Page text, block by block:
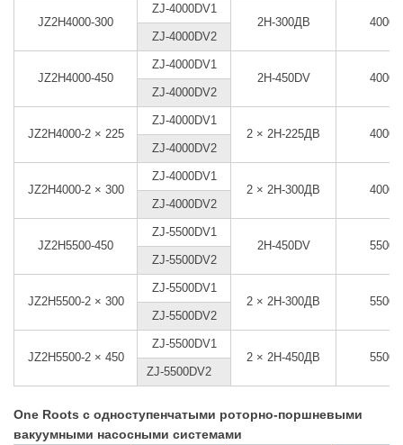
JZ2H4000-300
ZJ-4000DV1
2Н-300ДВ
4000
ZJ-4000DV2
JZ2H4000-450
ZJ-4000DV1
2H-450DV
4000
ZJ-4000DV2
JZ2H4000-2 × 225
ZJ-4000DV1
2 × 2Н-225ДВ
4000
ZJ-4000DV2
JZ2H4000-2 × 300
ZJ-4000DV1
2 × 2Н-300ДВ
4000
ZJ-4000DV2
JZ2H5500-450
ZJ-5500DV1
2H-450DV
5500
ZJ-5500DV2
JZ2H5500-2 × 300
ZJ-5500DV1
2 × 2Н-300ДВ
5500
ZJ-5500DV2
JZ2H5500-2 × 450
ZJ-5500DV1
2 × 2Н-450ДВ
5500
ZJ-5500DV2
One Roots с одноступенчатыми роторно-поршневыми
вакуумными насосными системами